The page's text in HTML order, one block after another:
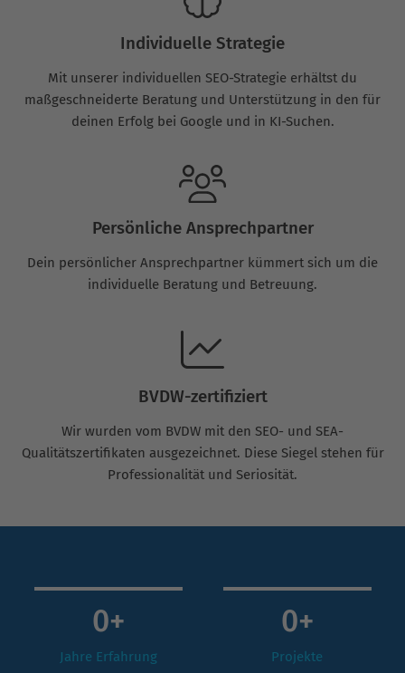
Individuelle Strategie
Mit unserer individuellen SEO-Strategie erhältst du
maßgeschneiderte Beratung und Unterstützung in den für
deinen Erfolg bei Google und in KI-Suchen.
Persönliche Ansprechpartner
Dein persönlicher Ansprechpartner kümmert sich um die
individuelle Beratung und Betreuung.
BVDW-zertifiziert
Wir wurden vom BVDW mit den SEO- und SEA-
Qualitätszertifikaten ausgezeichnet. Diese Siegel stehen für
Professionalität und Seriosität.
0+
Jahre Erfahrung
0+
Projekte